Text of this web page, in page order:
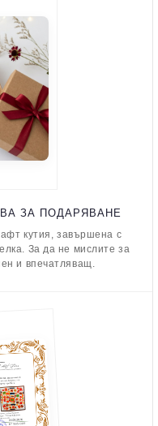
ЗА ПОДАРЯВАНЕ
кутия, завършена с
За да не мислите за
и впечатляващ.